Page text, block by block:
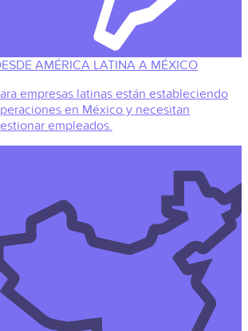
AMÉRICA LATINA A MÉXICO
empresas latinas están estableciendo
en México y necesitan
empleados.